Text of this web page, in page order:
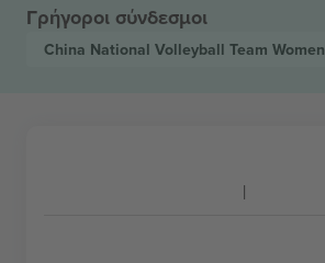
Γρήγοροι σύνδεσμοι
China National Volleyball Team Women